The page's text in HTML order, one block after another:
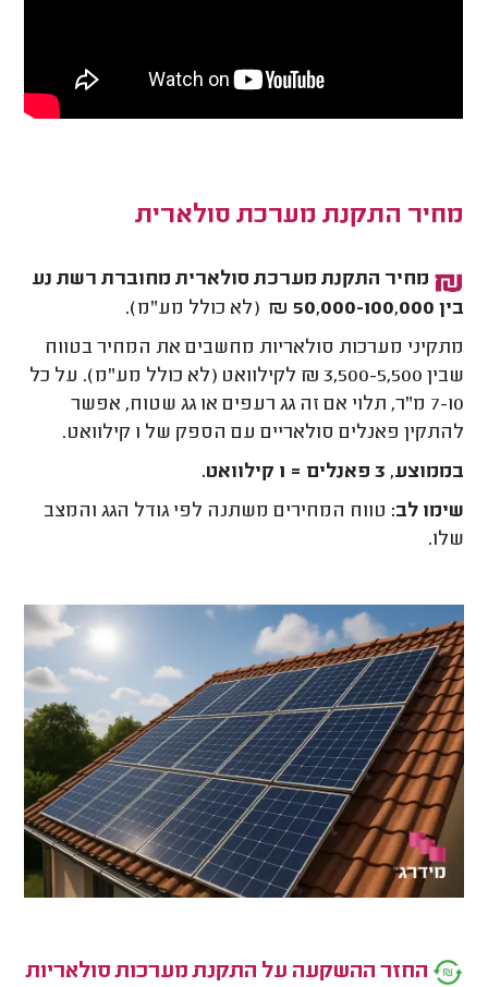
מחיר התקנת מערכת סולארית
מחיר התקנת מערכת סולארית מחוברת רשת נע
בין 50,000-100,000
₪ (לא כולל מע"מ).
מתקיני מערכות סולאריות מחשבים את המחיר בטווח
שבין 3,500-5,500 ₪ לקילוואט (לא כולל מע"מ). על כל
7-10 מ"ר, תלוי אם זה גג רעפים או גג שטוח, אפשר
להתקין פאנלים סולאריים עם הספק של 1 קילוואט.
בממוצע, 3 פאנלים = 1 קילוואט.
שימו לב: טווח המחירים משתנה לפי גודל הגג והמצב
שלו.
החזר ההשקעה על התקנת מערכות סולאריות